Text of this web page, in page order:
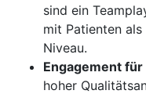
sind ein
mit Patienten
Niveau.
Engagement
hoher